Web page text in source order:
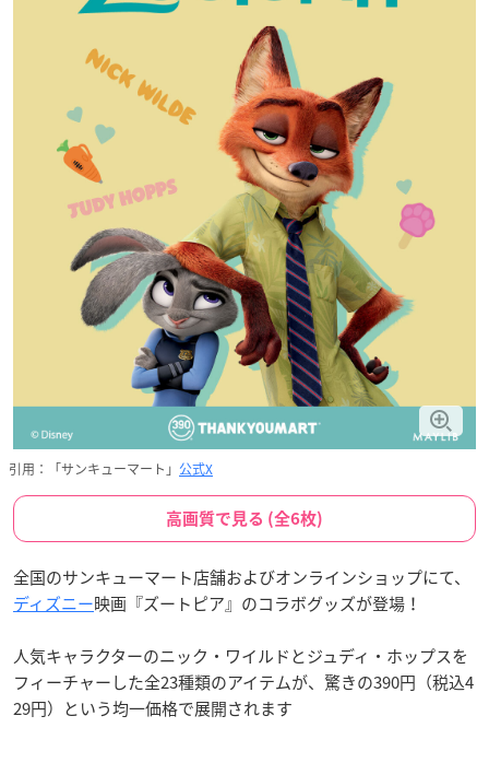
引用：「サンキューマート」 公式X
高画質で見る (全6枚)
全国のサンキューマート店舗およびオンラインショップにて、
ディズニー映画『ズートピア』のコラボグッズが登場！
人気キャラクターのニック・ワイルドとジュディ・ホップスを
フィーチャーした全23種類のアイテムが、驚きの390円（税込4
29円）という均一価格で展開されます